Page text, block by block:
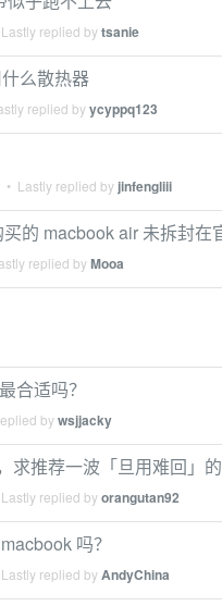
replied bytsanie
么散热器
replied byycyppq123
• Lastly replied by jinfengliii
的 macbook air 未拆封在
replied byMooa
合适吗？
bywsjjacky
求推荐一波「旦用难回」
replied byorangutan92
吗？
replied byAndyChina